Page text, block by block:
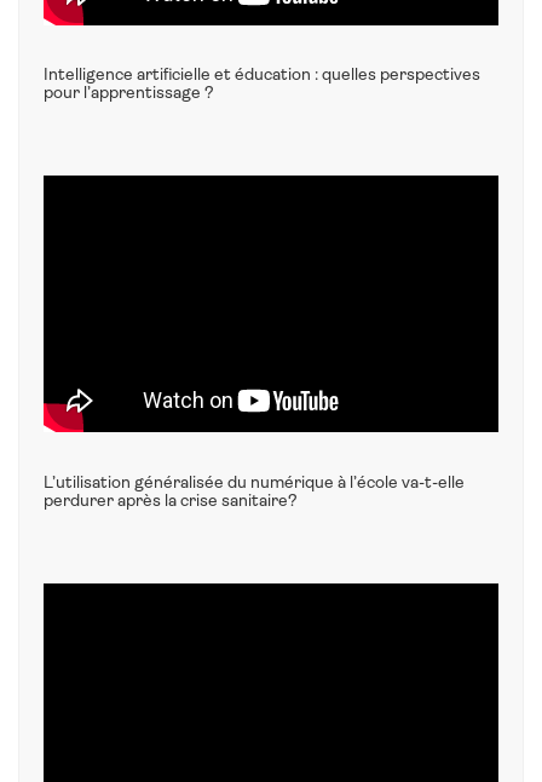
Intelligence artificielle et éducation : quelles perspectives
pour l’apprentissage ?
L’utilisation généralisée du numérique à l’école va-t-elle
perdurer après la crise sanitaire?